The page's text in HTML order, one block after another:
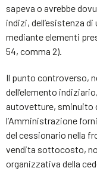
sapeva o avrebbe
indizi, dell’esistenza
mediante elementi
54, comma 2).
Il punto controverso,
dell’elemento
autovetture, sminuito
l’Amministrazione
del cessionario nella
vendita sottocosto,
organizzativa della